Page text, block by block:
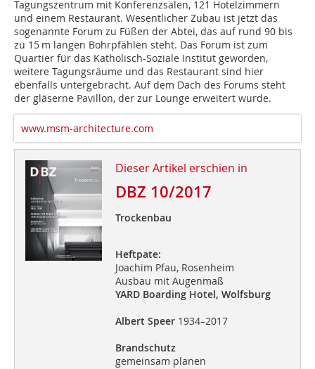
Tagungszentrum mit Konferenzsälen, 121 Hotelzimmern
und einem Restaurant. Wesentlicher Zubau ist jetzt das
sogenannte Forum zu Füßen der Abtei, das auf rund 90 bis
zu 15 m langen Bohrpfählen steht. Das Forum ist zum
Quartier für das Katholisch-Soziale Institut geworden,
weitere Tagungsräume und das Restaurant sind hier
ebenfalls untergebracht. Auf dem Dach des Forums steht
der gläserne Pavillon, der zur Lounge erweitert wurde.
www.msm-architecture.com
Dieser Artikel erschien in
DBZ 10/2017
Trockenbau
Heftpate:
Joachim Pfau, Rosenheim
Ausbau mit Augenmaß
YARD Boarding Hotel, Wolfsburg
Albert Speer 1934–2017
Brandschutz
gemeinsam planen